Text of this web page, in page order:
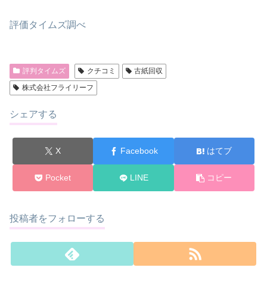
評価タイムズ調べ
評判タイムズ クチコミ
古紙回収
株式会社フライリーフ
シェアする
X Facebook はてブ
Pocket LINE コピー
投稿者をフォローする